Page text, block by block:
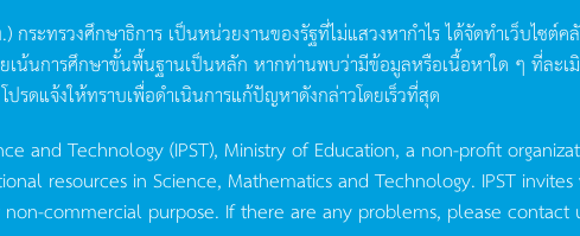
.) กระทรวงศึกษาธิการ เป็นหน่วยงานของรัฐที่ไม่แสวงหากำไรได้จัดทำเว็บไซต์ค
เน้นการศึกษาขั้นพื้นฐานเป็นหลัก หากท่านพบว่ามีข้อมูลหรือเนื้อหาใด ๆ ที่ละเ
โปรดแจ้งให้ทราบเพื่อดำเนินการแก้ปัญหาดังกล่าวโดยเร็วที่สุด
and Technology (IPST), Ministry of Education, a non-profit
resources in Science, Mathematics and Technology. IPST
commercial purpose. If there are any problems, please contact